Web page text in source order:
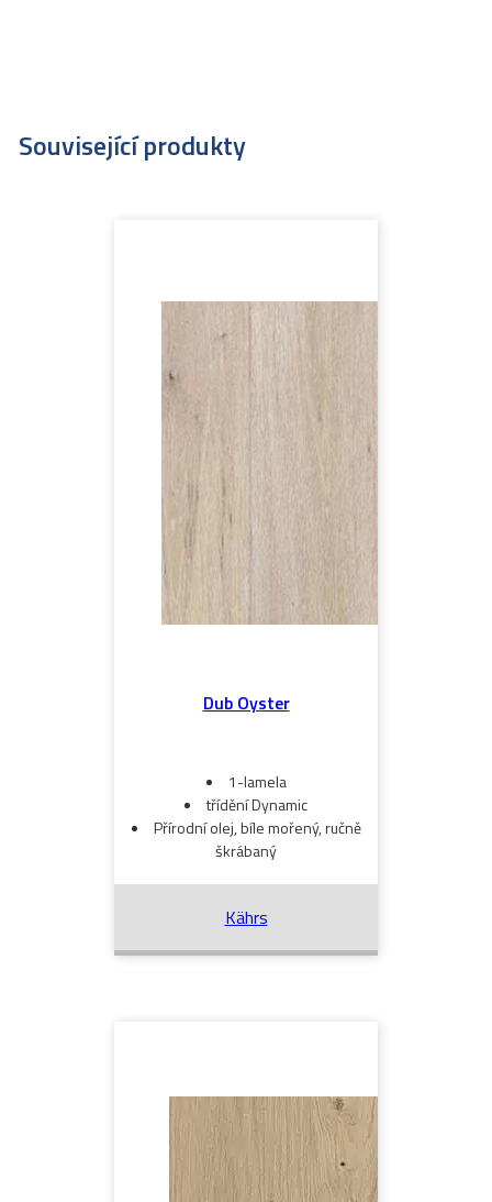
Související produkty
Dub Oyster
1-lamela
třídění Dynamic
Přírodní olej, bíle mořený, ručně
škrábaný
Kährs